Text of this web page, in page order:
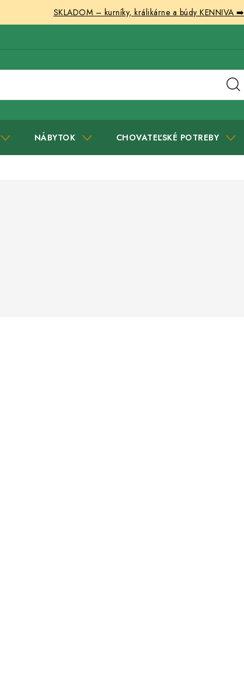
SKLADOM – kurníky, králikárne a búdy KENNIVA ➡️
NÁBYTOK CHOVATEĽSKÉ POTREBY